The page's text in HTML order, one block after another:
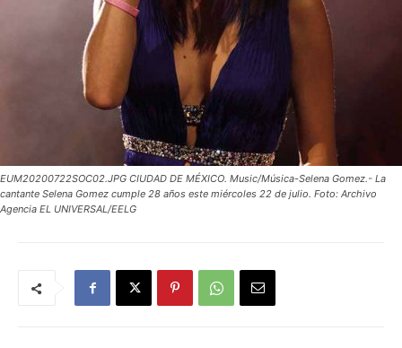
EUM20200722SOC02.JPG CIUDAD DE MÉXICO. Music/Música-Selena Gomez.- La
cantante Selena Gomez cumple 28 años este miércoles 22 de julio. Foto: Archivo
Agencia EL UNIVERSAL/EELG